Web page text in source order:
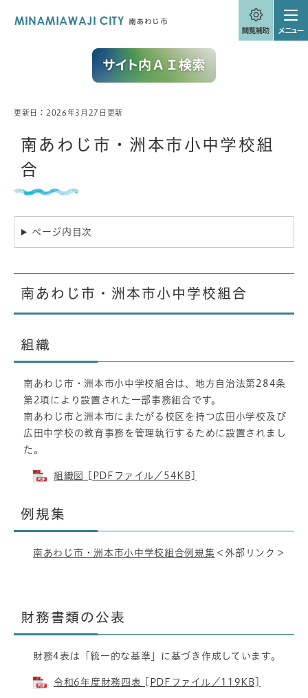
本
更新日：2026年3月27日更新
南あわじ市・洲本市小中学校組
合
ページ内目次
南あわじ市・洲本市小中学校組合
組織
南あわじ市・洲本市小中学校組合は、地方自治法第284条
第2項により設置された一部事務組合です。
南あわじ市と洲本市にまたがる校区を持つ広田小学校及び
広田中学校の教育事務を管理執行するために設置されまし
た。
組織図 [PDFファイル／54KB]
例規集
南あわじ市・洲本市小中学校組合例規集 ＜外部リンク＞
財務書類の公表
財務4表は「統一的な基準」に基づき作成しています。
令和6年度財務四表 [PDFファイル／119KB]